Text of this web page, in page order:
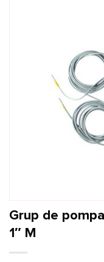
Grup de
1″ M